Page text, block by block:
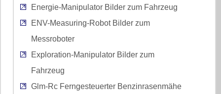
Energie-Manipulator Bilder zum Fahrzeug
ENV-Measuring-Robot Bilder zum
Messroboter
Exploration-Manipulator Bilder zum
Fahrzeug
Glm-Rc Ferngesteuerter Benzinrasenmähe